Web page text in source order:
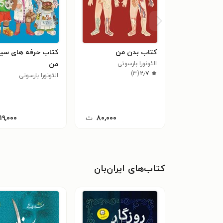
کتاب بدن من
الئونورا بارسوتی
۲٫۷(۳)
۸۰,۰۰۰ ت
کتاب حرفه های
من
الئونورا بارسوتی
کتاب‌های ایران‌بان